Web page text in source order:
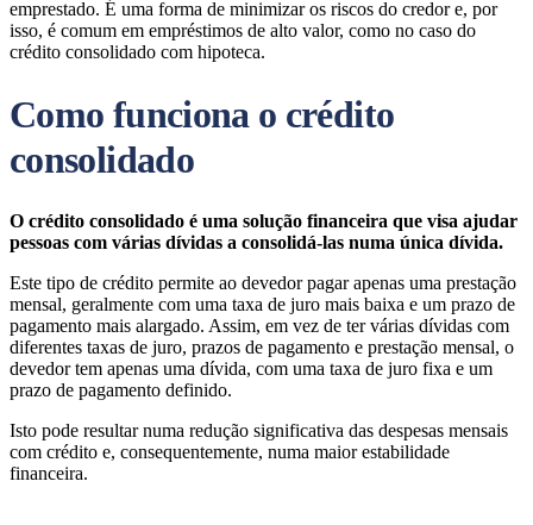
emprestado. É uma forma de minimizar os riscos do credor e, por
isso, é comum em empréstimos de alto valor, como no caso do
crédito consolidado com hipoteca.
Como funciona o crédito
consolidado
O crédito consolidado é uma solução financeira que visa ajudar
pessoas com várias dívidas a consolidá-las numa única dívida.
Este tipo de crédito permite ao devedor pagar apenas uma prestação
mensal, geralmente com uma taxa de juro mais baixa e um prazo de
pagamento mais alargado. Assim, em vez de ter várias dívidas com
diferentes taxas de juro, prazos de pagamento e prestação mensal, o
devedor tem apenas uma dívida, com uma taxa de juro fixa e um
prazo de pagamento definido.
Isto pode resultar numa redução significativa das despesas mensais
com crédito e, consequentemente, numa maior estabilidade
financeira.